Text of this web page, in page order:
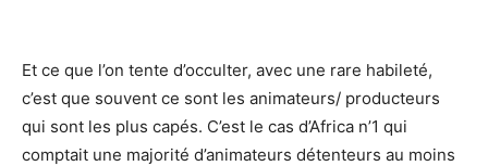
Et ce que l’on tente d’occulter, avec une rare habileté,
c’est que souvent ce sont les animateurs/ producteurs
qui sont les plus capés. C’est le cas d’Africa n’1 qui
comptait une majorité d’animateurs détenteurs au moins